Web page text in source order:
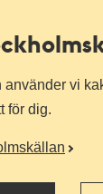
vi
för dig.